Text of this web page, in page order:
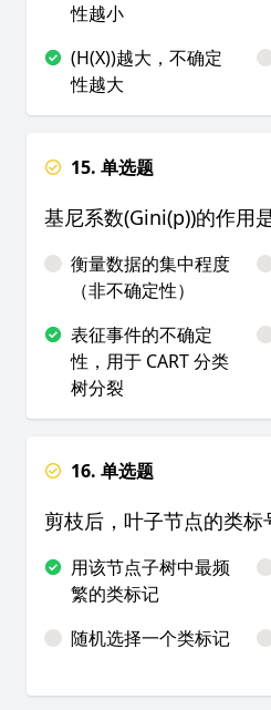
性越小
(H(X))越大，不确定
性越大
15. 单选题
基尼系数(Gini(p))的作用
衡量数据的集中程度
（非不确定性）
表征事件的不确定
性，用于 CART 分类
树分裂
16. 单选题
剪枝后，叶子节点的类标
用该节点子树中最频
繁的类标记
随机选择一个类标记